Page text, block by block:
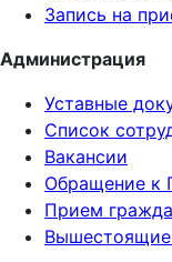
Запись на
Администрация
Уставные
Список
Вакансии
Обращение к
Прием
Вышестоящие